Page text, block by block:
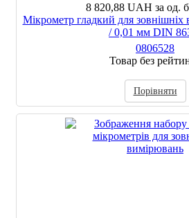
8 820,88 UAH за од.
Мікрометр гладкий для
/ 0,01 мм DIN
0806528
Товар без
Порівняти